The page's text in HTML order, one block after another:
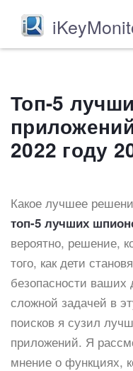
Топ-5
2022 году
Какое лучшее
топ-5 лучших
вероятно, решение,
того, как дети
безопасности ваших
сложной задачей в
поисков я сузил
приложений. Я
мнение о функциях,